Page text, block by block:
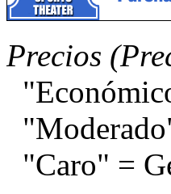
Precios
"Caro" =